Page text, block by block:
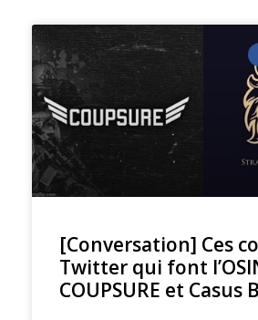
[Conversation] Ces
Twitter qui font
COUPSURE et Casus